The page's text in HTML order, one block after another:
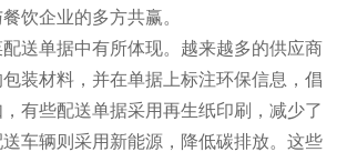
饮企业的多方共赢。
送单据中有所体现。越来越多的供应商
装材料，并在单据上标注环保信息，倡
有些配送单据采用再生纸印刷，减少了
车辆则采用新能源，降低碳排放。这些